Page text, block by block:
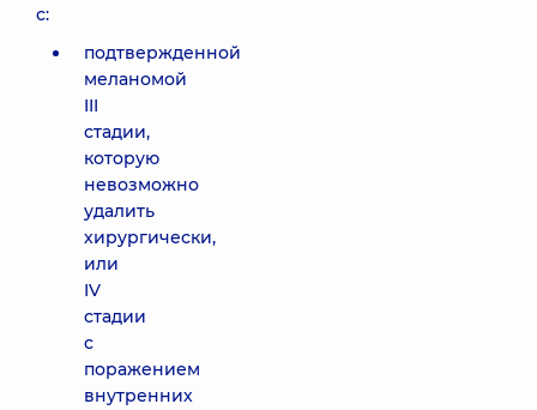
с:
подтвержденной
меланомой
III
стадии,
которую
невозможно
удалить
хирургически,
или
IV
стадии
с
поражением
внутренних